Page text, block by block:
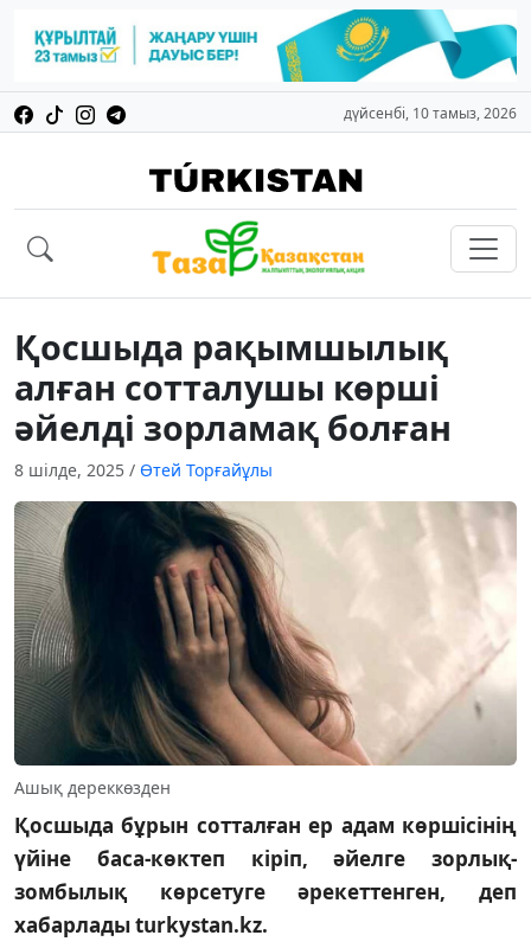
дүйсенбі, 10 тамыз, 2026
Қосшыда рақымшылық
алған сотталушы көрші
әйелді зорламақ болған
8 шілде, 2025 / Өтей Торғайұлы
Ашық дереккөзден
Қосшыда бұрын сотталған ер адам көршісінің
үйіне баса-көктеп кіріп, әйелге зорлық-
зомбылық көрсетуге әрекеттенген, деп
хабарлады turkystan.kz.